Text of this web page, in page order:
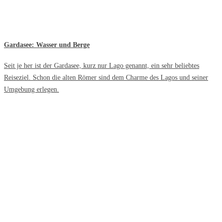
Gardasee: Wasser und Berge
Seit je her ist der Gardasee, kurz nur Lago genannt, ein sehr beliebtes
Reiseziel. Schon die alten Römer sind dem Charme des Lagos und seiner
Umgebung erlegen.